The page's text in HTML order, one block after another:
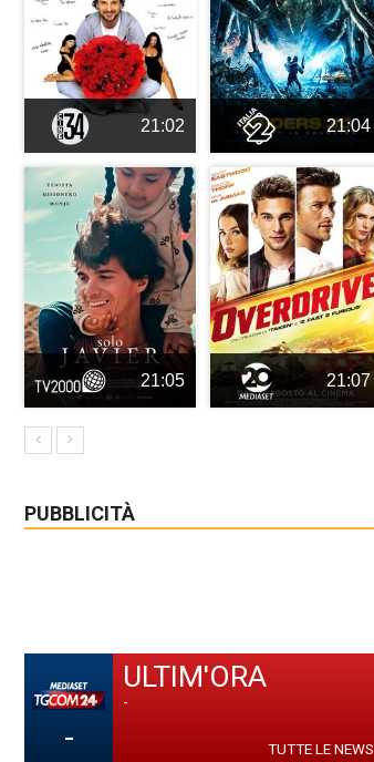
21:02 21:04
21:05 21:07
PUBBLICITÀ
-
ULTIM'ORA
-
TUTTE LE NEWS